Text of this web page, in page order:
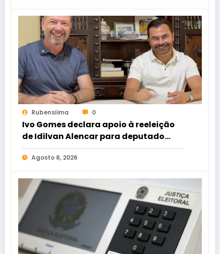
Rubenslima 0
Ivo Gomes declara apoio à reeleição
de Idilvan Alencar para deputado
federal
Agosto 8, 2026